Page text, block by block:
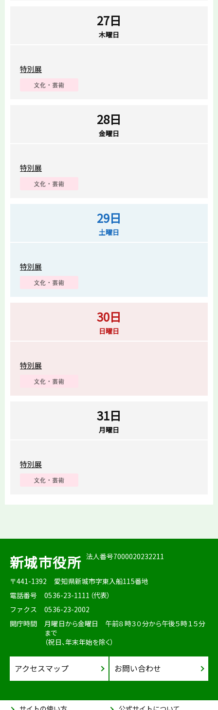
27日
木曜日
特別展
28日
金曜日
特別展
29日
土曜日
特別展
30日
日曜日
特別展
31日
月曜日
特別展
新城市役所 法人番号7000020232211
〒441-1392
愛知県新城市字東入船115番地
電話番号
0536-23-1111（代表）
ファクス
0536-23-2002
開庁時間
月曜日から金曜日 午前８時３０分から午後５時１５分
まで
（祝日、年末年始を除く）
アクセスマップ お問い合わせ